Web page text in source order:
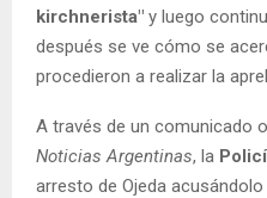
kirchnerista" y luego
después se ve cómo se
procedieron a realizar la
A través de un comunicado
Noticias Argentinas, la
arresto de Ojeda acusándolo